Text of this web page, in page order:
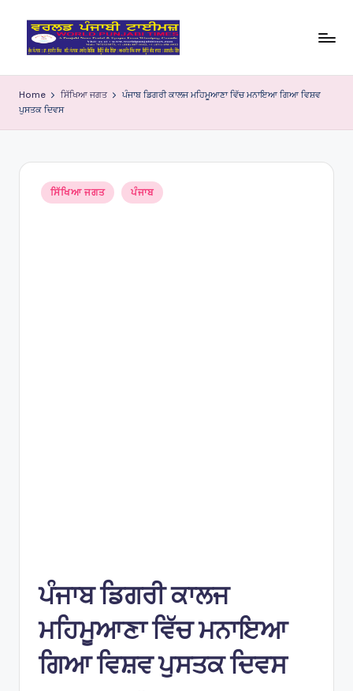
o
rl
Home ਸਿੱਖਿਆ ਜਗਤ
ਪੰਜਾਬ ਡਿਗਰੀ ਕਾਲਜ ਮਹਿਮੂਆਣਾ ਵਿੱਚ ਮਨਾਇਆ ਗਿਆ ਵਿਸ਼ਵ
ਪੁਸਤਕ ਦਿਵਸ
Posted
in
ਸਿੱਖਿਆ ਜਗਤ ਪੰਜਾਬ
ਪੰਜਾਬ ਡਿਗਰੀ ਕਾਲਜ
ਮਹਿਮੂਆਣਾ ਵਿੱਚ ਮਨਾਇਆ
ਗਿਆ ਵਿਸ਼ਵ ਪੁਸਤਕ ਦਿਵਸ